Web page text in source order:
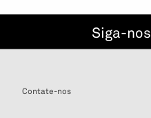
Siga-nos
Contate-nos